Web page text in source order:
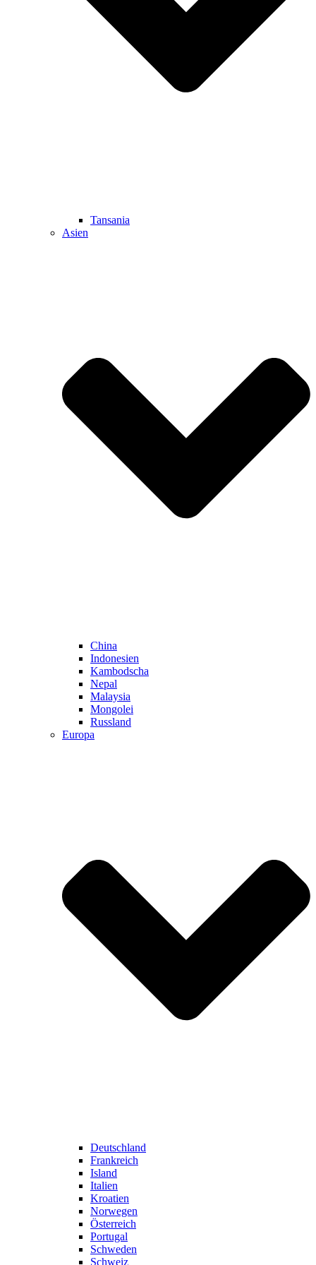
Tansania
Asien
China
Indonesien
Kambodscha
Nepal
Malaysia
Mongolei
Russland
Europa
Deutschland
Frankreich
Island
Italien
Kroatien
Norwegen
Österreich
Portugal
Schweden
Schweiz